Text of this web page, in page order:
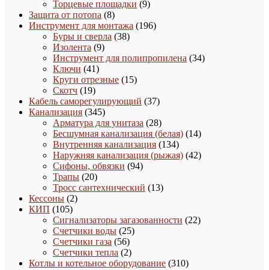
товаров
Торцевые площадки 99
Защита от потопа 88
товаров
Инструмент для монтажа 196196
Буры и сверла 3838
Изолента 99
товаров
Инструмент для полипропилена 3434
Ключи 4141
товар
Круги отрезные 1515
Скотч 1919
товаров
Кабель саморегулирующий 3737
Канализация 345345
товаров
Арматура для унитаза 2828
товаров
Бесшумная канализация (белая) 1414
Внутренняя канализация 134134
товара
Наружняя канализация (рыжая) 4242
Сифоны, обвязки 9494
Трапы 2020
товаров
Тросс сантехнический 1313
Кессоны 22
КИП 105105
товаров
Сигнализаторы загазованности 2222
Счетчики воды 2525
Счетчики газа 5656
товаров
Счетчики тепла 22
товара
Котлы и котельное оборудование 310310